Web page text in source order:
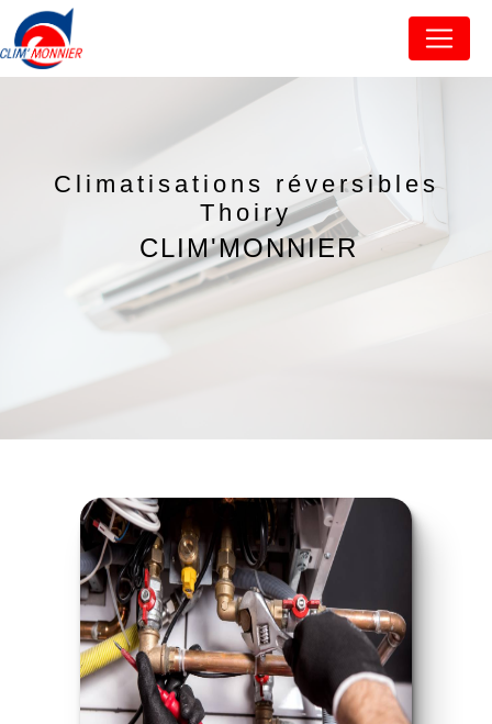
Climatisations réversibles
Thoiry
CLIM'MONNIER
Panneau de gestion des cookies